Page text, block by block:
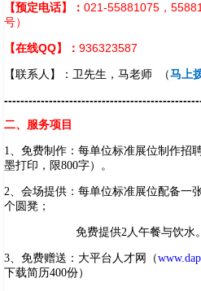
【预定电话】： 021-55881075，
号）
【在线QQ】： 936323587
【联系人】：卫先生，马老师 （马上
二、服务项目
1、免费制作：每单位标准展位制作招
墨打印，限800字）。
2、会场提供：每单位标准展位配备一
个圆凳；
免费提供2人午餐与饮水。
3、免费赠送：大平台人才网（
下载简历400份）